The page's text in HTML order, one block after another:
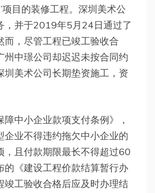
目的装修工程。深圳美术公
，并于2019年5月24日通过了
而，尽管工程已竣工验收合
州中璟公司却迟迟未按合同约
圳美术公司长期垫资施工，资
中小企业款项支付条例》，
企业不得违约拖欠中小企业的
，且付款期限最长不得超过60
的《建设工程价款结算暂行办
竣工验收合格后应及时办理结